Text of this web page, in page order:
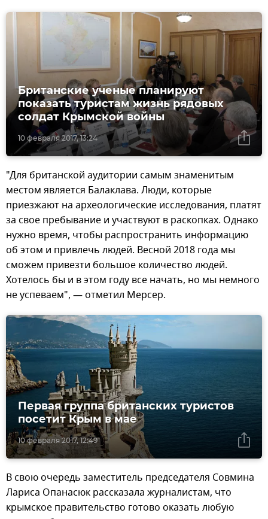
10 февраля 2017, 13:24
Британские ученые планируют
показать туристам жизнь рядовых
солдат Крымской войны
"Для британской аудитории самым знаменитым
местом является Балаклава. Люди, которые
приезжают на археологические исследования, платят
за свое пребывание и участвуют в раскопках. Однако
нужно время, чтобы распространить информацию
об этом и привлечь людей. Весной 2018 года мы
сможем привезти большое количество людей.
Хотелось бы и в этом году все начать, но мы немного
не успеваем", — отметил Мерсер.
10 февраля 2017, 12:49
Первая группа британских туристов
посетит Крым в мае
В свою очередь заместитель председателя Совмина
Лариса Опанасюк рассказала журналистам, что
крымское правительство готово оказать любую